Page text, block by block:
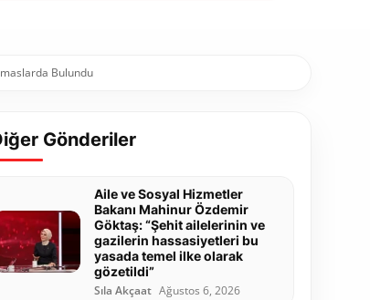
Bulundu
Gönderiler
Aile ve Sosyal Hizmetler
Bakanı Mahinur Özdemir
Göktaş: “Şehit ailelerinin ve
gazilerin hassasiyetleri bu
yasada temel ilke olarak
gözetildi”
Sıla Akçaat Ağustos 6, 2026